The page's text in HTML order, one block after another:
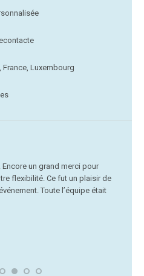
Luxembourg
Encore un grand merci pour
flexibilité. Ce fut un plaisir de
Toute l’équipe était